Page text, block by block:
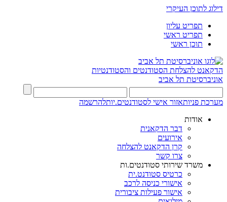
דילוג לתוכן העיקרי
תפריט עליון
תפריט ראשי
תוכן ראשי
הדקאנט להצלחת הסטודנטים והסטודנטיות
אוניברסיטת תל אביב
מערכת פניותאזור אישי לסטודנטים.יותלהרשמה
אודות
דבר הדקאנית
אירועים
קרן הדקאנט להצלחה
צרו קשר
משרד שירותי סטודנטים.ות
כרטיס סטודנט.ית
אישורי כניסה לרכב
אישור פעילות ציבורית